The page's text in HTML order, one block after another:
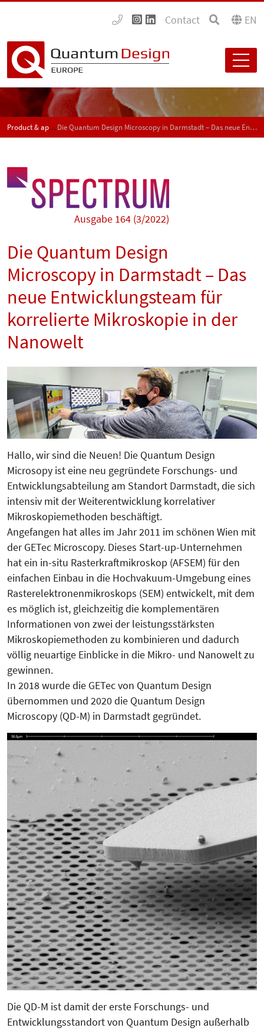
Contact EN
Product & application news - SPECTRUM Die Quantum Design Microscopy in Darmstadt – Das neue Entwicklungsteam für korrelierte Mikroskopie in der Nanowelt
Ausgabe 164 (3/2022)
Die Quantum Design
Microscopy in Darmstadt – Das
neue Entwicklungsteam für
korrelierte Mikroskopie in der
Nanowelt
Hallo, wir sind die Neuen! Die Quantum Design
Microsopy ist eine neu gegründete Forschungs- und
Entwicklungsabteilung am Standort Darmstadt, die sich
intensiv mit der Weiterentwicklung korrelativer
Mikroskopiemethoden beschäftigt.
Angefangen hat alles im Jahr 2011 im schönen Wien mit
der GETec Microscopy. Dieses Start-up-Unternehmen
hat ein in-situ Rasterkraftmikroskop (AFSEM) für den
einfachen Einbau in die Hochvakuum-Umgebung eines
Rasterelektronenmikroskops (SEM) entwickelt, mit dem
es möglich ist, gleichzeitig die komplementären
Informationen von zwei der leistungsstärksten
Mikroskopiemethoden zu kombinieren und dadurch
völlig neuartige Einblicke in die Mikro- und Nanowelt zu
gewinnen.
In 2018 wurde die GETec von Quantum Design
übernommen und 2020 die Quantum Design
Microscopy (QD-M) in Darmstadt gegründet.
Die QD-M ist damit der erste Forschungs- und
Entwicklungsstandort von Quantum Design außerhalb